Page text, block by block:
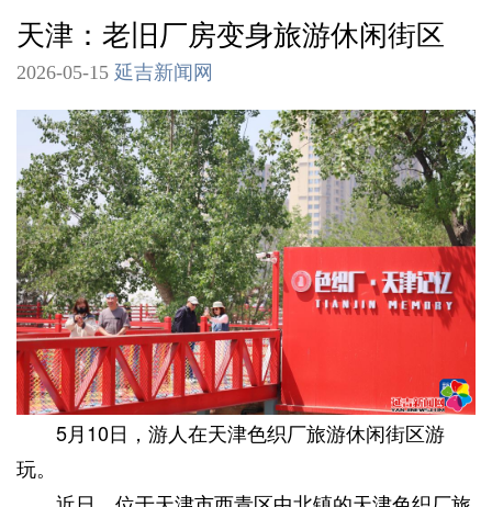
天津：老旧厂房变身旅游休闲街区
2026-05-15 延吉新闻网
5月10日，游人在天津色织厂旅游休闲街区游
玩。